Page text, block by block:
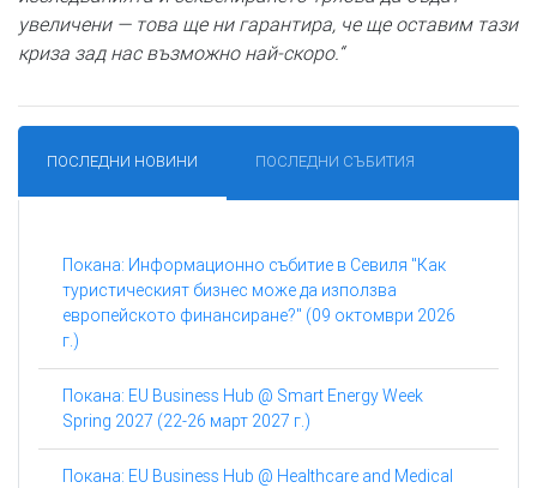
увеличени — това ще ни гарантира, че ще оставим тази
криза зад нас възможно най-скоро.“
ПОСЛЕДНИ НОВИНИ ПОСЛЕДНИ СЪБИТИЯ
Покана: Информационно събитие в Севиля "Как
туристическият бизнес може да използва
европейското финансиране?" (09 октомври 2026
г.)
Покана: EU Business Hub @ Smart Energy Week
Spring 2027 (22-26 март 2027 г.)
Покана: EU Business Hub @ Healthcare and Medical